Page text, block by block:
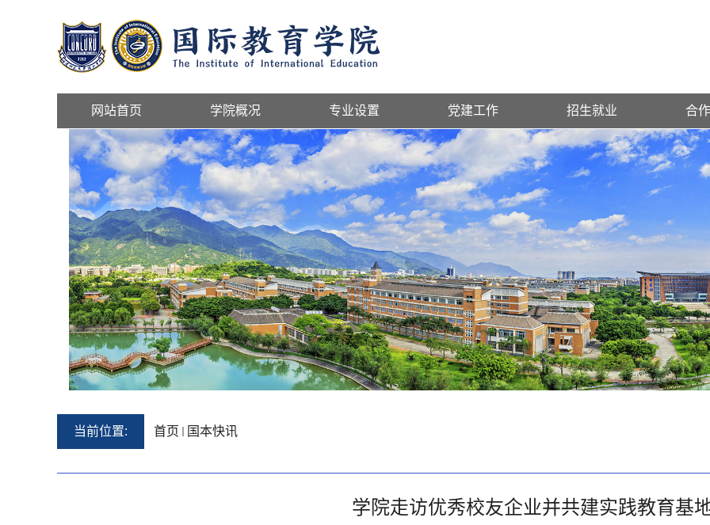
网站首页 学院概况 专业设置 党建工作 招生就业 合
当前位置: 首页 国本快讯
学院走访优秀校友企业并共建实践教育基